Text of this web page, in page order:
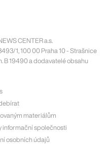
CENTER a.s.
1, 100 00 Praha 10 - Strašnice
B 19490 a dodavatelé obsahu
materiálům
informační společnosti
osobních údajů